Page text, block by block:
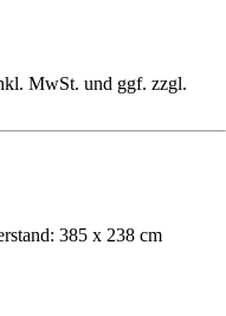
MwSt. und ggf. zzgl.
: 385 x 238 cm